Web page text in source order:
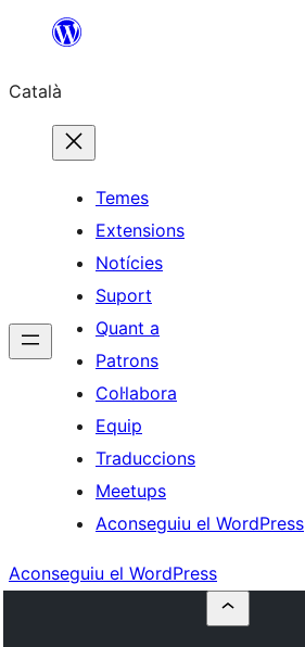
contingut
Català
Temes
Extensions
Notícies
Suport
Quant a
Patrons
Col·labora
Equip
Traduccions
Meetups
Aconseguiu el WordPress
Aconseguiu el WordPress